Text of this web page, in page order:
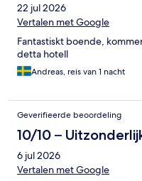
22 jul 2026
Vertalen met Google
Fantastiskt boende,
detta hotell
Andreas, reis van 1 nacht
Geverifieerde beoordeling
10/10 –
6 jul 2026
Vertalen met Google